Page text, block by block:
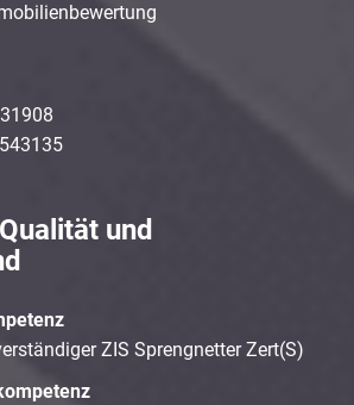
und
ZIS Sprengnetter Zert(S)